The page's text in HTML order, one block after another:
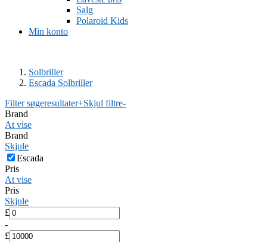
Salg
Polaroid Kids
Min konto
Solbriller
Escada Solbriller
Filter søgeresultater+Skjul filtre-
Brand
At vise
Brand
Skjule
Escada
Pris
At vise
Pris
Skjule
£
-
£